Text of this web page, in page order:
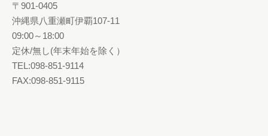
〒901-0405
沖縄県八重瀬町伊覇107-11
09:00～18:00
定休/無し(年末年始を除く）
TEL:098-851-9114
FAX:098-851-9115